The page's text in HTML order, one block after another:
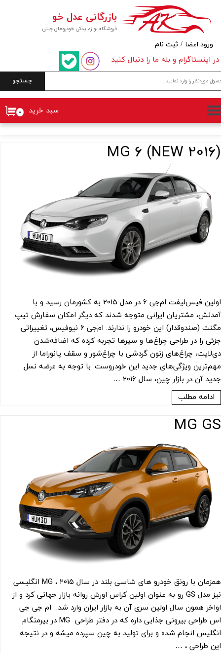
فروشگاه لوازم یدکی خودروهای چینی
بازرگانی عدل خو
جستجو
۰ سبد خرید
در اینستاگرام و بله ما را دنبال کنید
ورود اعضا / ثبت نام
حساب کاربری من
تغییر گذر واژه
سفارشات
خروج از حساب کاربری
MG 6 (NEW 2016)
اولین فیس‌لیفت ام‌جی 6 در مدل 2015 به کشورمان رسید و با
آمدنش، مشتریان ایرانی متوجه شدند که دیگر امکان سفارش تیپ
مگنت (صندوقدار) این خودرو را ندارند. ام‌جی 6 نیوفیس، تغییراتی
جزئی را در طراحی چراغ‌ها و سپرها تجربه کرده که اضافه‌شدن
دی‌لایت، چراغ‌های زنون گردشی با چراغ‌شور و سقف پانوراما از
مهم‌ترین ویژگی‌های جدید این خودروست. با توجه به عرضه نسل
جدید آن در بازار چین، سال 2016 …
ادامه مطلب
MG GS
همزمان با رونق خودرو های شاسی بلند در سال ۲۰۱۵ ، MG انگلیسی
نیز مدل GS رو به عنوان اولین کراس اورش روانه بازار جهانی کرد و از
اواخر همون سال اولین سری آن به بازار ایران وارد شد. ام جی جی
اس طراحی بیرونی جذابی داره که در دفتر طراحی MG در بیرمنگام
انگلیس انجام شده و برای تولید به چین سپرده میشه و در نتیجه
این طراحی ، …